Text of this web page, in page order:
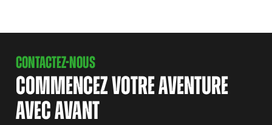
CONTACTEZ-NOUS
COMMENCEZ VOTRE AVENTURE
AVEC AVANT